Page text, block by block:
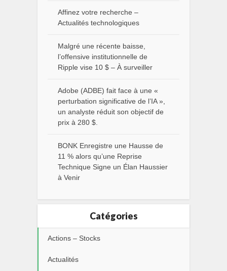
Affinez votre recherche –
Actualités technologiques
Malgré une récente baisse,
l’offensive institutionnelle de
Ripple vise 10 $ – À surveiller
Adobe (ADBE) fait face à une «
perturbation significative de l’IA »,
un analyste réduit son objectif de
prix à 280 $.
BONK Enregistre une Hausse de
11 % alors qu’une Reprise
Technique Signe un Élan Haussier
à Venir
Catégories
Actions – Stocks
Actualités